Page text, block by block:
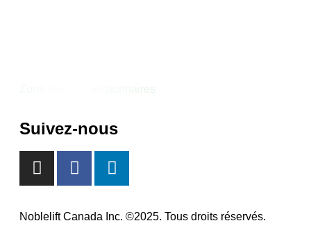
Suivez-nous
Noblelift Canada Inc. ©2025. Tous droits réservés.